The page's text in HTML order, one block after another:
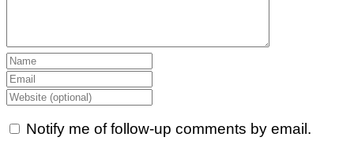
Notify me of follow-up comments by email.